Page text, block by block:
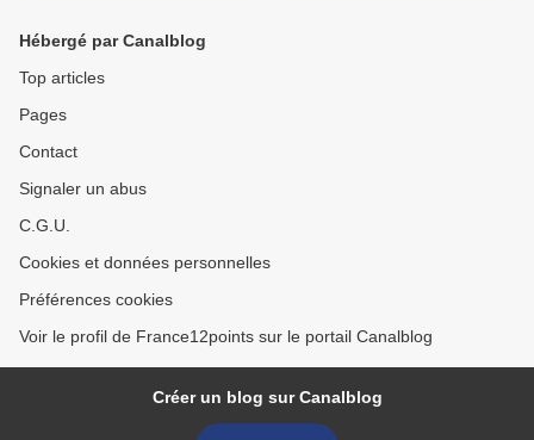
Hébergé par Canalblog
Top articles
Pages
Contact
Signaler un abus
C.G.U.
Cookies et données personnelles
Préférences cookies
Voir le profil de France12points sur le portail Canalblog
Créer un blog sur Canalblog